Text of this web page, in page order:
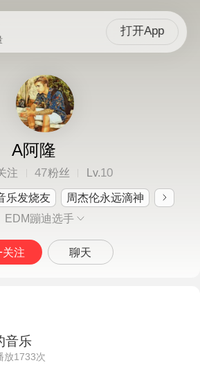
打开App
A阿隆
注 47粉丝 Lv.10
乐发烧友
周杰伦永远滴神
EDM蹦迪选手
关注 聊天
音乐
放1733次